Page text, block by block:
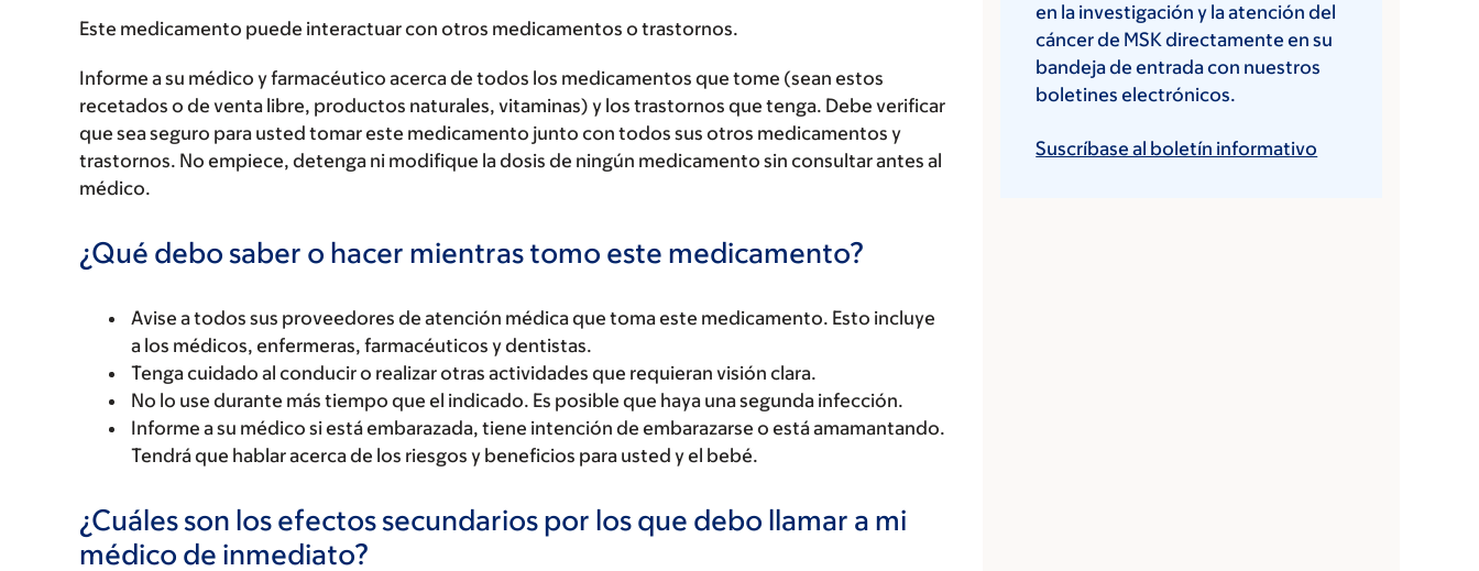
Este medicamento puede interactuar con otros medicamentos o trastornos.
Informe a su médico y farmacéutico acerca de todos los medicamentos que tome (sean estos
recetados o de venta libre, productos naturales, vitaminas) y los trastornos que tenga. Debe verificar
que sea seguro para usted tomar este medicamento junto con todos sus otros medicamentos y
trastornos. No empiece, detenga ni modifique la dosis de ningún medicamento sin consultar antes al
médico.
¿Qué debo saber o hacer mientras tomo este medicamento?
Avise a todos sus proveedores de atención médica que toma este medicamento. Esto incluye
a los médicos, enfermeras, farmacéuticos y dentistas.
Tenga cuidado al conducir o realizar otras actividades que requieran visión clara.
No lo use durante más tiempo que el indicado. Es posible que haya una segunda infección.
Informe a su médico si está embarazada, tiene intención de embarazarse o está amamantando.
Tendrá que hablar acerca de los riesgos y beneficios para usted y el bebé.
¿Cuáles son los efectos secundarios por los que debo llamar a mi
médico de inmediato?
en la investigación y la atención del
cáncer de MSK directamente en su
bandeja de entrada con nuestros
boletines electrónicos.
Suscríbase al boletín informativo